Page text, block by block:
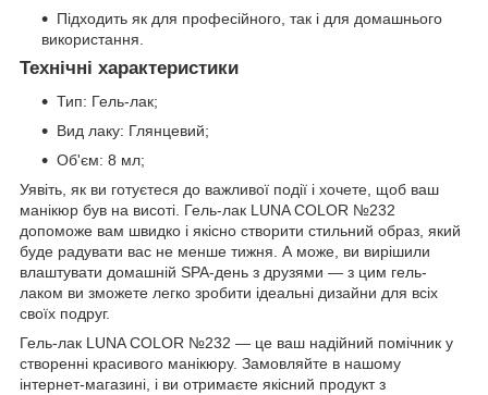
Підходить як для професійного, так і для домашнього
використання.
Технічні характеристики
Тип: Гель-лак;
Вид лаку: Глянцевий;
Об'єм: 8 мл;
Уявіть, як ви готуєтеся до важливої події і хочете, щоб ваш
манікюр був на висоті. Гель-лак LUNA COLOR №232
допоможе вам швидко і якісно створити стильний образ, який
буде радувати вас не менше тижня. А може, ви вирішили
влаштувати домашній SPA-день з друзями — з цим гель-
лаком ви зможете легко зробити ідеальні дизайни для всіх
своїх подруг.
Гель-лак LUNA COLOR №232 — це ваш надійний помічник у
створенні красивого манікюру. Замовляйте в нашому
інтернет-магазині, і ви отримаєте якісний продукт з